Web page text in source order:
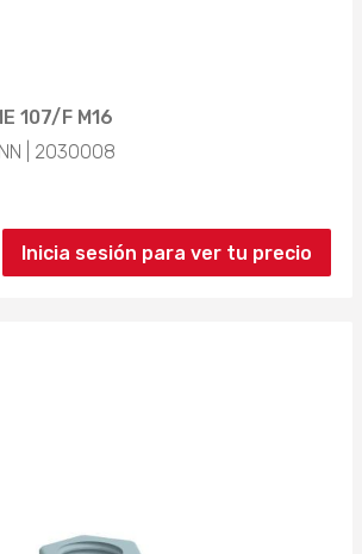
107/F M16
| 2030008
Inicia sesión para ver tu precio